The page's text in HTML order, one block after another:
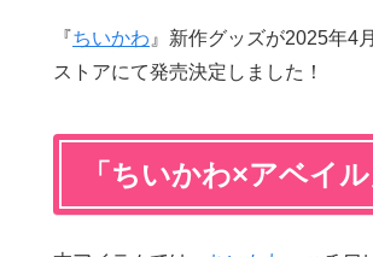
『ちいかわ 』新作グッズが2025年4
ストアにて発売決定しました！
「ちいかわ×アベイ